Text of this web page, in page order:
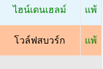
ไฮน์เดนเฮลม์ แพ้
โวล์ฟสบวร์ก แพ้